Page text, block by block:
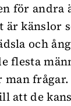
för andra
är känslor
och
flesta
man
att de